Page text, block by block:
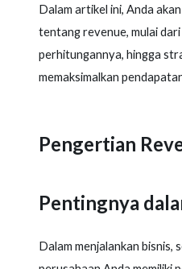
Dalam artikel ini, Anda
tentang revenue, mulai
perhitungannya, hingga
memaksimalkan
Pengertian
Pentingnya
Dalam menjalankan bisnis,